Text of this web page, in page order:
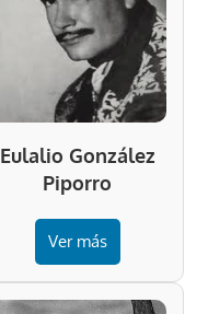
Eulalio González
Piporro
Ver más